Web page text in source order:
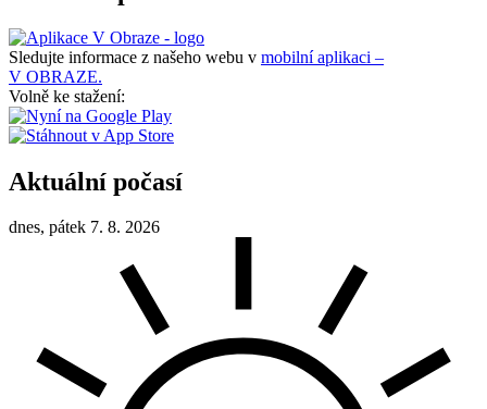
Sledujte informace z našeho webu v mobilní aplikaci –
V OBRAZE.
Volně ke stažení:
Aktuální počasí
dnes, pátek 7. 8. 2026